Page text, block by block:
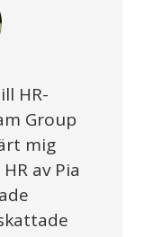
HR-
Group
mig
av Pia